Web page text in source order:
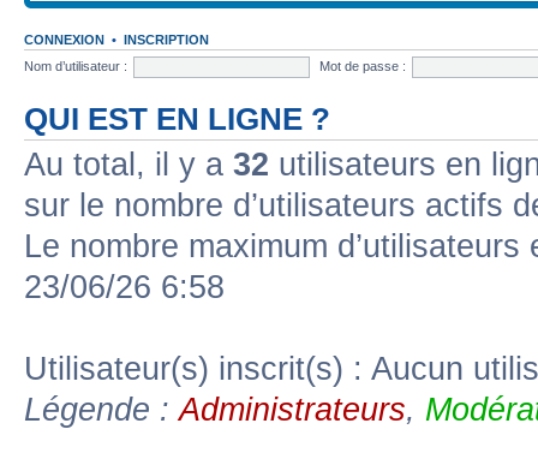
CONNEXION • INSCRIPTION
Nom d’utilisateur :
Mot de passe :
QUI EST EN LIGNE ?
Au total, il y a 32 utilisateurs en
sur le nombre d’utilisateurs actifs
Le nombre maximum
23/06/26 6:58
Utilisateur(s) inscrit(s) : Aucun
Légende :Administrateurs,